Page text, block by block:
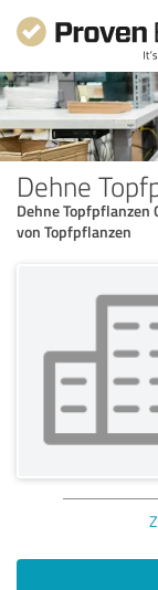
Dehne
Dehne Topfpflanzen
von Topfpflanzen